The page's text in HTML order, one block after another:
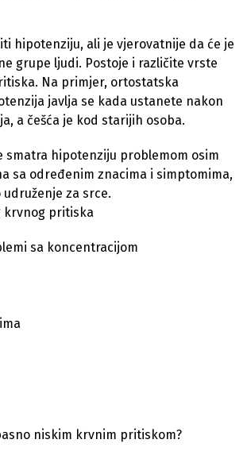
hipotenziju, ali je vjerovatnije da će je
grupe ljudi. Postoje i različite vrste
Na primjer, ortostatska
javlja se kada ustanete nakon
a češća je kod starijih osoba.
smatra hipotenziju problemom osim
sa određenim znacima i simptomima,
za srce.
krvnog pritiska
sa koncentracijom
niskim krvnim pritiskom?